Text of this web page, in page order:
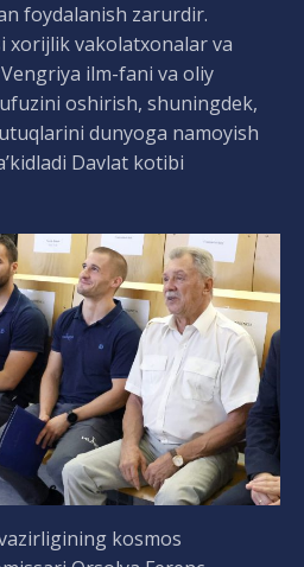
foydalanish zarurdir.
xorijlik vakolatxonalar va
ilm-fani va oliy
oshirish, shuningdek,
dunyoga namoyish
Davlat kotibi
kosmos